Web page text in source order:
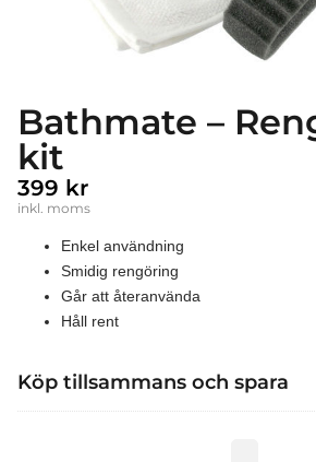
Bathmate –
kit
399 kr
inkl. moms
Enkel användning
Smidig rengöring
Går att återanvända
Håll rent
Köp tillsammans och spara